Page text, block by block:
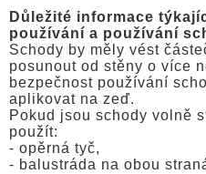
Důležité informace
používání a používání
Schody by měly vést
posunout od stěny o více
bezpečnost používání
aplikovat na zeď.
Pokud jsou schody volně
použít:
- opěrná tyč,
- balustráda na obou